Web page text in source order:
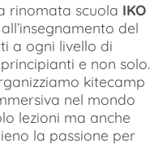
rinomata scuola IKO
del
a ogni livello di
e non solo.
kitecamp
nel mondo
lezioni ma anche
la passione per